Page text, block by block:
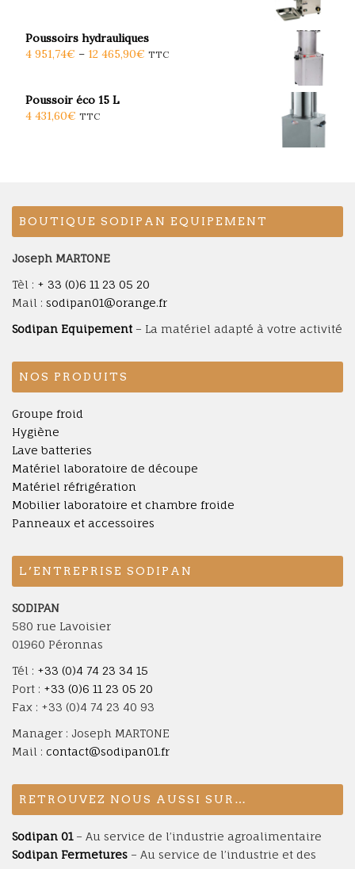
Poussoirs hydrauliques
4 951,74€ – 12 465,90€ TTC
Poussoir éco 15 L
4 431,60€ TTC
BOUTIQUE SODIPAN EQUIPEMENT
Joseph MARTONE
Tèl : + 33 (0)6 11 23 05 20
Mail : sodipan01@orange.fr
Sodipan Equipement – La matériel adapté à votre activité
NOS PRODUITS
Groupe froid
Hygiène
Lave batteries
Matériel laboratoire de découpe
Matériel réfrigération
Mobilier laboratoire et chambre froide
Panneaux et accessoires
L’ENTREPRISE SODIPAN
SODIPAN
580 rue Lavoisier
01960 Péronnas
Tél : +33 (0)4 74 23 34 15
Port : +33 (0)6 11 23 05 20
Fax : +33 (0)4 74 23 40 93
Manager : Joseph MARTONE
Mail : contact@sodipan01.fr
RETROUVEZ NOUS AUSSI SUR…
Sodipan 01– Au service de l’industrie agroalimentaire
Sodipan Fermetures – Au service de l’industrie et des